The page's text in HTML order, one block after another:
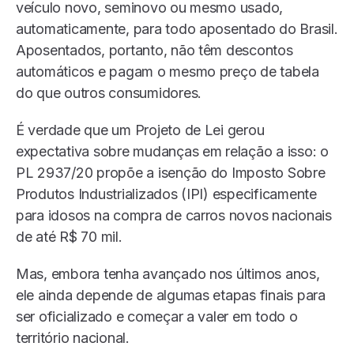
veículo novo, seminovo ou mesmo usado,
automaticamente, para todo aposentado do Brasil.
Aposentados, portanto, não têm descontos
automáticos e pagam o mesmo preço de tabela
do que outros consumidores.
É verdade que um Projeto de Lei gerou
expectativa sobre mudanças em relação a isso: o
PL 2937/20 propõe a isenção do Imposto Sobre
Produtos Industrializados (IPI) especificamente
para idosos na compra de carros novos nacionais
de até R$ 70 mil.
Mas, embora tenha avançado nos últimos anos,
ele ainda depende de algumas etapas finais para
ser oficializado e começar a valer em todo o
território nacional.